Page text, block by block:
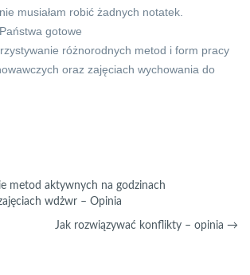
musiałam robić żadnych notatek.
gotowe
różnorodnych metod i form pracy
oraz zajęciach wychowania do
metod aktywnych na godzinach
wdżwr – Opinia
Jak rozwiązywać konflikty – opinia →